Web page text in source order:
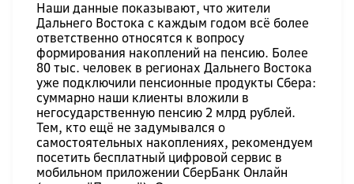
Наши данные показывают, что жители
Дальнего Востока с каждым годом всё более
ответственно относятся к вопросу
формирования накоплений на пенсию. Более
80 тыс. человек в регионах Дальнего Востока
уже подключили пенсионные продукты Сбера:
суммарно наши клиенты вложили в
негосударственную пенсию 2 млрд рублей.
Тем, кто ещё не задумывался о
самостоятельных накоплениях, рекомендуем
посетить бесплатный цифровой сервис в
мобильном приложении СберБанк Онлайн